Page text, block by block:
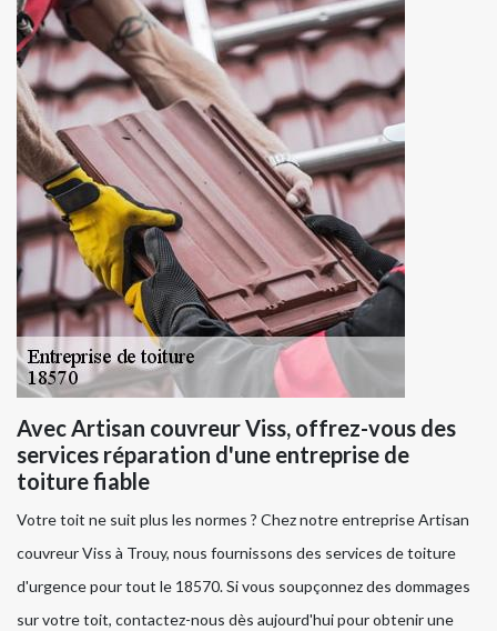
Avec Artisan couvreur Viss, offrez-vous des
services réparation d'une entreprise de
toiture fiable
Votre toit ne suit plus les normes ? Chez notre entreprise Artisan
couvreur Viss à Trouy, nous fournissons des services de toiture
d'urgence pour tout le 18570. Si vous soupçonnez des dommages
sur votre toit, contactez-nous dès aujourd'hui pour obtenir une